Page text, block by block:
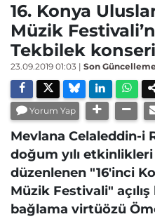
16. Konya
Müzik
Tekbilek konseri
23.09.2019 01:03 | Son
Yorum Yap
Mevlana Celaleddin-i
doğum yılı
düzenlenen "16'inci
Müzik Festivali"
bağlama virtüözü